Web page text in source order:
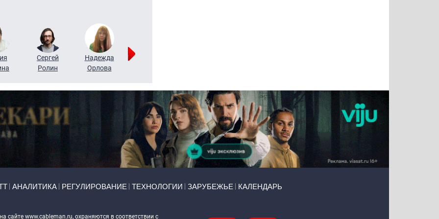
Сергей
Ролин
Надежда
Орлова
АНАЛИТИКА РЕГУЛИРОВАНИЕ ТЕХНОЛОГИИ ЗАРУБЕЖЬЕ КАЛЕНДАРЬ
сайте www.cableman.ru, охраняются в соответствии с